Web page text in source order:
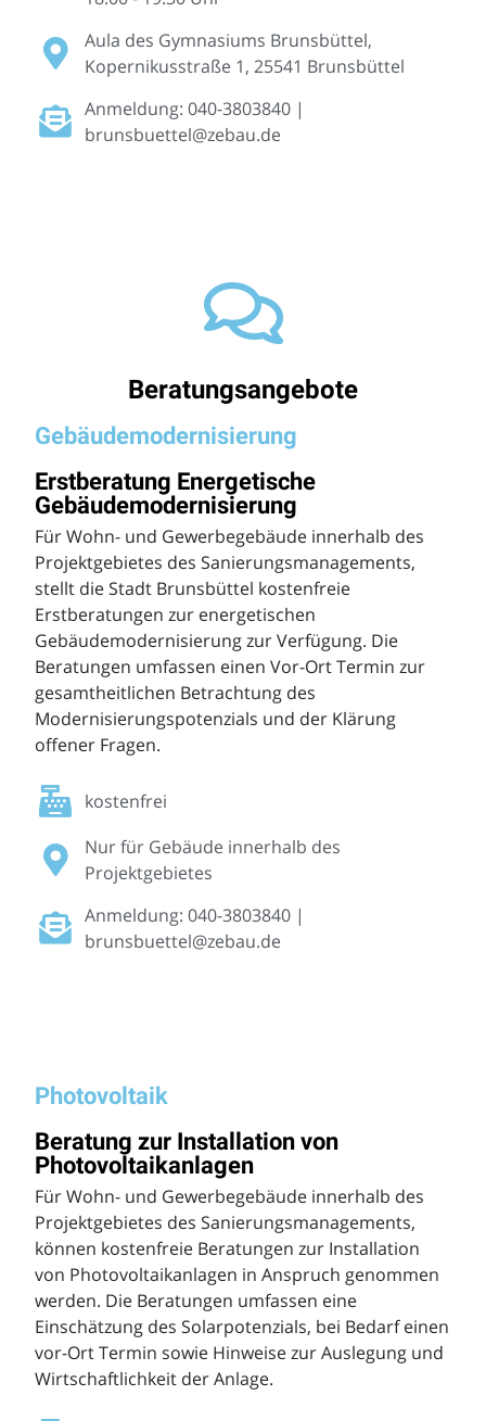
Aula des Gymnasiums Brunsbüttel,
Kopernikusstraße 1, 25541 Brunsbüttel
Anmeldung: 040-3803840 |
brunsbuettel@zebau.de
Beratungsangebote
Gebäudemodernisierung
Erstberatung Energetische
Gebäudemodernisierung
Für Wohn- und Gewerbegebäude innerhalb des
Projektgebietes des Sanierungsmanagements,
stellt die Stadt Brunsbüttel kostenfreie
Erstberatungen zur energetischen
Gebäudemodernisierung zur Verfügung. Die
Beratungen umfassen einen Vor-Ort Termin zur
gesamtheitlichen Betrachtung des
Modernisierungspotenzials und der Klärung
offener Fragen.
kostenfrei
Nur für Gebäude innerhalb des
Projektgebietes
Anmeldung: 040-3803840 |
brunsbuettel@zebau.de
Photovoltaik
Beratung zur Installation von
Photovoltaikanlagen
Für Wohn- und Gewerbegebäude innerhalb des
Projektgebietes des Sanierungsmanagements,
können kostenfreie Beratungen zur Installation
von Photovoltaikanlagen in Anspruch genommen
werden. Die Beratungen umfassen eine
Einschätzung des Solarpotenzials, bei Bedarf einen
vor-Ort Termin sowie Hinweise zur Auslegung und
Wirtschaftlichkeit der Anlage.